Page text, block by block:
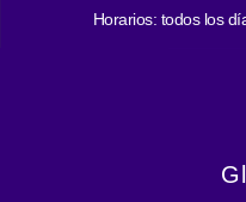
Horarios: todos los